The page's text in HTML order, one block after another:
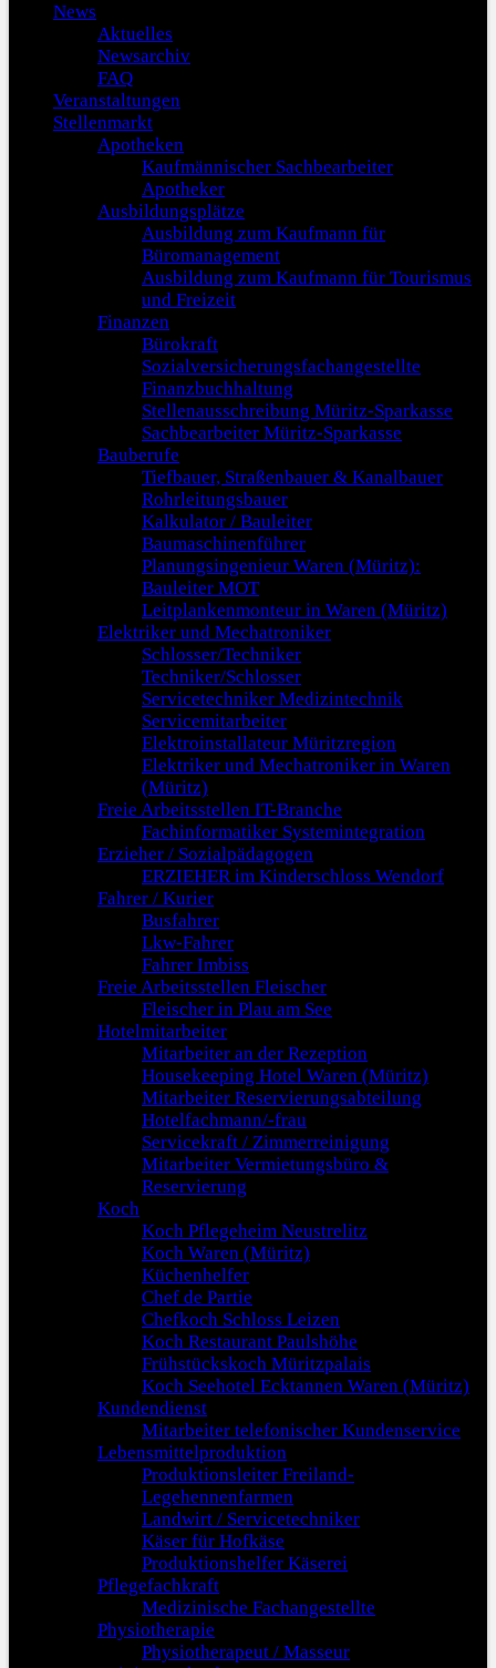
News
Aktuelles
Newsarchiv
FAQ
Veranstaltungen
Stellenmarkt
Apotheken
Kaufmännischer Sachbearbeiter
Apotheker
Ausbildungsplätze
Ausbildung zum Kaufmann für
Büromanagement
Ausbildung zum Kaufmann für Tourismus
und Freizeit
Finanzen
Bürokraft
Sozialversicherungsfachangestellte
Finanzbuchhaltung
Stellenausschreibung Müritz-Sparkasse
Sachbearbeiter Müritz-Sparkasse
Bauberufe
Tiefbauer, Straßenbauer & Kanalbauer
Rohrleitungsbauer
Kalkulator / Bauleiter
Baumaschinenführer
Planungsingenieur Waren (Müritz):
Bauleiter MOT
Leitplankenmonteur in Waren (Müritz)
Elektriker und Mechatroniker
Schlosser/Techniker
Techniker/Schlosser
Servicetechniker Medizintechnik
Servicemitarbeiter
Elektroinstallateur Müritzregion
Elektriker und Mechatroniker in Waren
(Müritz)
Freie Arbeitsstellen IT-Branche
Fachinformatiker Systemintegration
Erzieher / Sozialpädagogen
ERZIEHER im Kinderschloss Wendorf
Fahrer / Kurier
Busfahrer
Lkw-Fahrer
Fahrer Imbiss
Freie Arbeitsstellen Fleischer
Fleischer in Plau am See
Hotelmitarbeiter
Mitarbeiter an der Rezeption
Housekeeping Hotel Waren (Müritz)
Mitarbeiter Reservierungsabteilung
Hotelfachmann/-frau
Servicekraft / Zimmerreinigung
Mitarbeiter Vermietungsbüro &
Reservierung
Koch
Koch Pflegeheim Neustrelitz
Koch Waren (Müritz)
Küchenhelfer
Chef de Partie
Chefkoch Schloss Leizen
Koch Restaurant Paulshöhe
Frühstückskoch Müritzpalais
Koch Seehotel Ecktannen Waren (Müritz)
Kundendienst
Mitarbeiter telefonischer Kundenservice
Lebensmittelproduktion
Produktionsleiter Freiland-
Legehennenfarmen
Landwirt / Servicetechniker
Käser für Hofkäse
Produktionshelfer Käserei
Pflegefachkraft
Medizinische Fachangestellte
Physiotherapie
Physiotherapeut / Masseur